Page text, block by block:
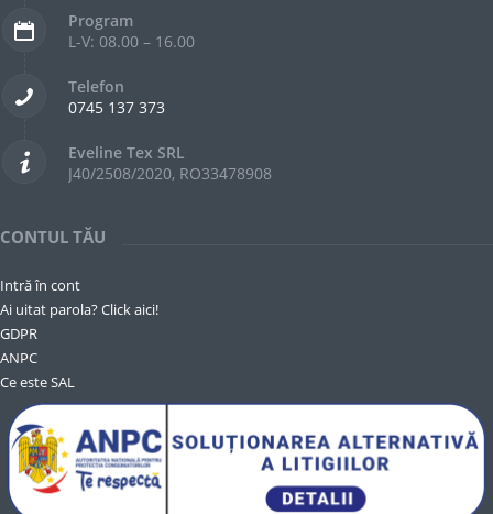
Program
L-V: 08.00 – 16.00
Telefon
0745 137 373
Eveline Tex SRL
J40/2508/2020, RO33478908
CONTUL TĂU
Intră în cont
Ai uitat parola? Click aici!
GDPR
ANPC
Ce este SAL